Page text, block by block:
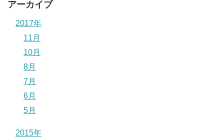
アーカイブ
2017年
11月
10月
8月
7月
6月
5月
2015年